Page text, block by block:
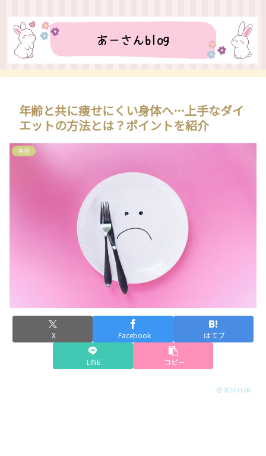
年齢と共に痩せにくい身体へ…上手なダイ
エットの方法とは？ポイントを紹介
美容
X Facebook はてブ
LINE コピー
2024.11.06